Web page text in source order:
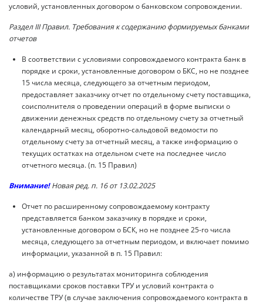
условий, установленных договором о банковском сопровождении.
Раздел III Правил. Требования к содержанию формируемых банками
отчетов
В соответствии с условиями сопровождаемого контракта банк в
порядке и сроки, установленные договором о БКС, но не позднее
15 числа месяца, следующего за отчетным периодом,
предоставляет заказчику отчет по отдельному счету поставщика,
соисполнителя о проведении операций в форме выписки о
движении денежных средств по отдельному счету за отчетный
календарный месяц, оборотно-сальдовой ведомости по
отдельному счету за отчетный месяц, а также информацию о
текущих остатках на отдельном счете на последнее число
отчетного месяца. (п. 15 Правил)
Внимание!Новая ред. п. 16 от 13.02.2025
Отчет по расширенному сопровождаемому контракту
представляется банком заказчику в порядке и сроки,
установленные договором о БСК, но не позднее 25-го числа
месяца, следующего за отчетным периодом, и включает помимо
информации, указанной в п. 15 Правил:
а) информацию о результатах мониторинга соблюдения
поставщиками сроков поставки ТРУ и условий контракта о
количестве ТРУ (в случае заключения сопровождаемого контракта в